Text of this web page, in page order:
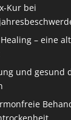
Kur bei
– eine
und gesund